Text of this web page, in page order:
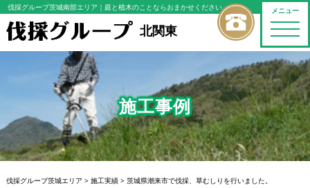
メニュー
toggle
伐採グループ茨城南部エリア ｜庭と植木のことならおまかせください
北関東
施工事例
伐採グループ茨城エリア > 施工実績> 茨城県潮来市で伐採、草むしりを行いました。